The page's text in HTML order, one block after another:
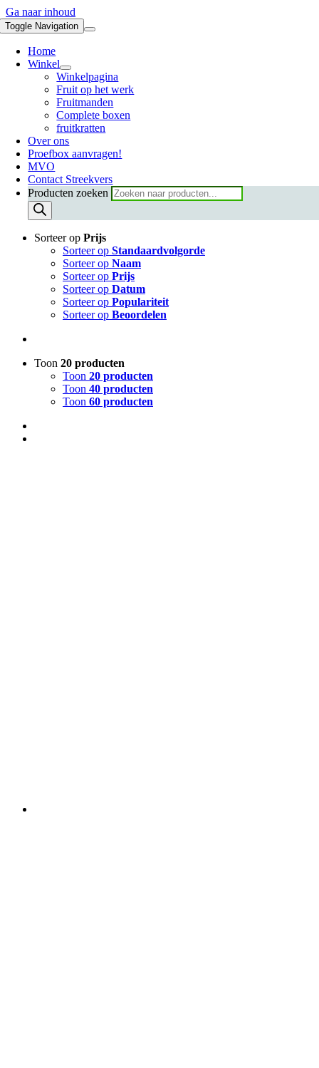
Ga naar inhoud
Toggle Navigation
Home
Winkel
Winkelpagina
Fruit op het werk
Fruitmanden
Complete boxen
fruitkratten
Over ons
Proefbox aanvragen!
MVO
Contact Streekvers
Producten zoeken
Sorteer op Prijs
Sorteer op Standaardvolgorde
Sorteer op Naam
Sorteer op Prijs
Sorteer op Datum
Sorteer op Populariteit
Sorteer op Beoordelen
Toon 20 producten
Toon 20 producten
Toon 40 producten
Toon 60 producten